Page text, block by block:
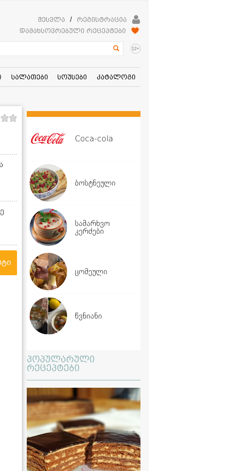
შესვლა /
რეგისტრაცია
დამახსოვრებული რეცეპტები
12+
სალათები სოუსები კატალოგი
Coca-cola
ბოსტნეული
სამარხვო
კერძები
ცომეული
წვნიანი
პოპულარული
რეცეპტები